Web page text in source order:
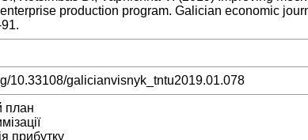
production program. Galician economic
10.33108/galicianvisnyk_tntu2019.01.078
план
прибутку